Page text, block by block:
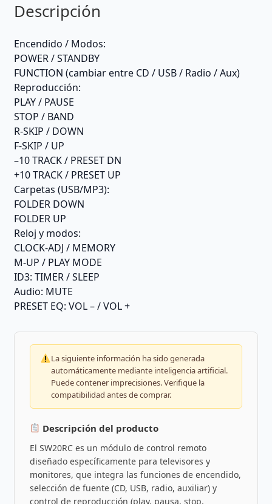
Descripción
Encendido / Modos:
POWER / STANDBY
FUNCTION (cambiar entre CD / USB / Radio / Aux)
Reproducción:
PLAY / PAUSE
STOP / BAND
R-SKIP / DOWN
F-SKIP / UP
–10 TRACK / PRESET DN
+10 TRACK / PRESET UP
Carpetas (USB/MP3):
FOLDER DOWN
FOLDER UP
Reloj y modos:
CLOCK-ADJ / MEMORY
M-UP / PLAY MODE
ID3: TIMER / SLEEP
Audio: MUTE
PRESET EQ: VOL – / VOL +
La siguiente información ha sido generada
automáticamente mediante inteligencia artificial.
Puede contener imprecisiones. Verifique la
compatibilidad antes de comprar.
Descripción del producto
El SW20RC es un módulo de control remoto
diseñado específicamente para televisores y
monitores, que integra las funciones de encendido,
selección de fuente (CD, USB, radio, auxiliar) y
control de reproducción (play, pausa, stop,